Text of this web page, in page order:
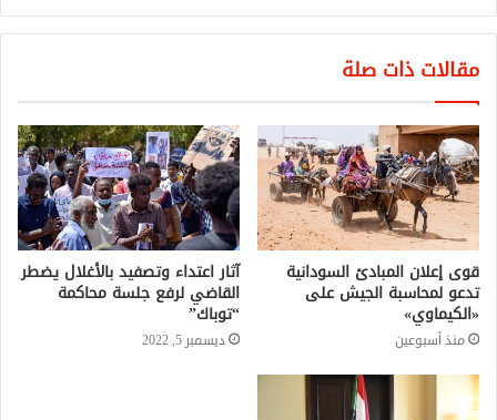
مقالات ذات صلة
قوى إعلان المبادئ السودانية
تدعو لمحاسبة الجيش على
«الكيماوي»
منذ أسبوعين
آثار اعتداء وتصفيد بالأغلال يضطر
القاضي لرفع جلسة محاكمة
“توباك”
ديسمبر 5, 2022